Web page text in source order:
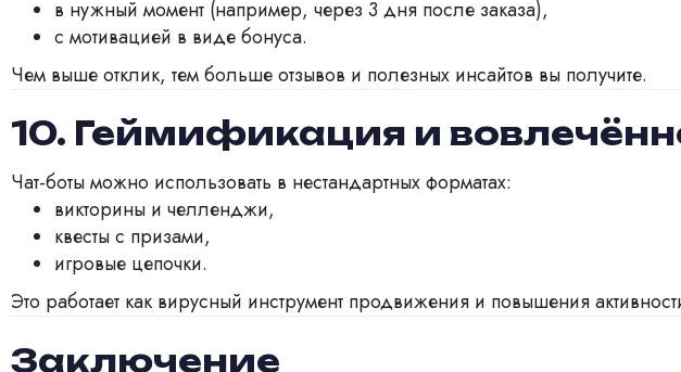
в нужный момент (например, через 3 дня после заказа),
с мотивацией в виде бонуса.
Чем выше отклик, тем больше отзывов и полезных инсайтов вы получите.
10. Геймификация и
Чат-боты можно использовать в нестандартных форматах:
викторины и челленджи,
квесты с призами,
игровые цепочки.
Это работает как вирусный инструмент продвижения и повышения
Заключение